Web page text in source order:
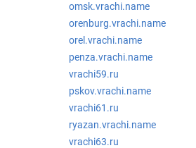
omsk.vrachi.name
orenburg.vrachi.name
orel.vrachi.name
penza.vrachi.name
vrachi59.ru
pskov.vrachi.name
vrachi61.ru
ryazan.vrachi.name
vrachi63.ru